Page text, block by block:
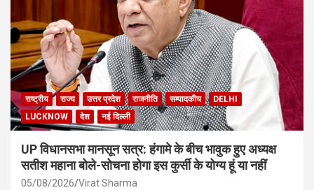
राष्ट्रीय राज्य उत्तर प्रदेश राजनीति सम्पादकीय
DELHI
LUCKNOW
देश नई दिल्ली
UP विधानसभा मानसून सत्र: हंगामे के बीच भावुक हुए अध्यक्ष
सतीश महाना बोले-सोचना होगा इस कुर्सी के योग्य हूं या नहीं
05/08/2026 Virat Sharma